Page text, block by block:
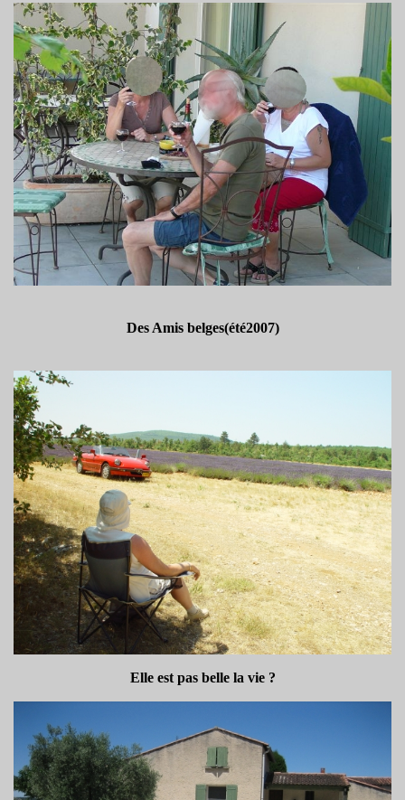
Des Amis belges(été2007)
Elle est pas belle la vie ?